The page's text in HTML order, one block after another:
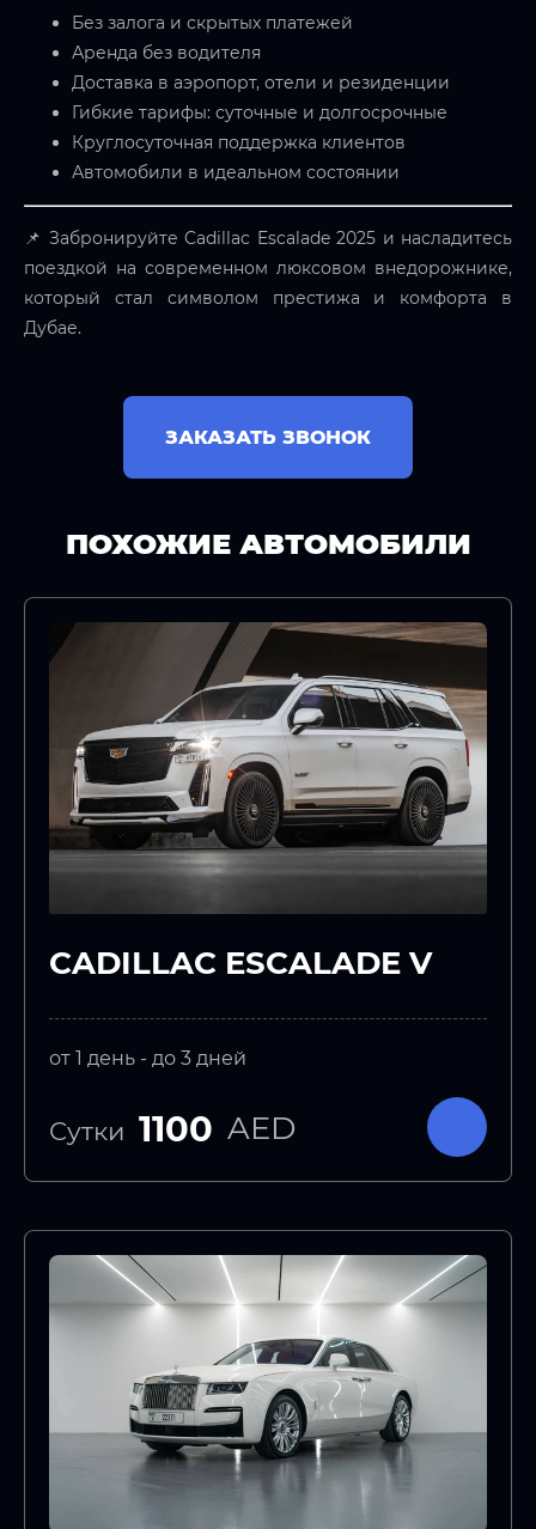
Без залога и скрытых платежей
Аренда без водителя
Доставка в аэропорт, отели и резиденции
Гибкие тарифы: суточные и долгосрочные
Круглосуточная поддержка клиентов
Автомобили в идеальном состоянии
📌 Забронируйте Cadillac Escalade 2025 и насладитесь
поездкой на современном люксовом внедорожнике,
который стал символом престижа и комфорта в
Дубае.
ЗАКАЗАТЬ ЗВОНОК
ПОХОЖИЕ АВТОМОБИЛИ
CADILLAC ESCALADE V
от 1 день - до 3 дней
Сутки 1100 AED